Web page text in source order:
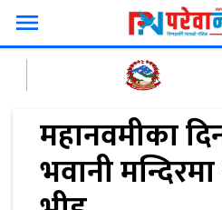
menu
महानवमीका
भवानी